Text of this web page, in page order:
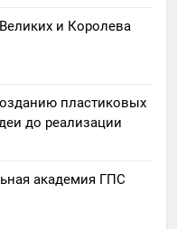
и Королева
пластиковых
до реализации
академия ГПС